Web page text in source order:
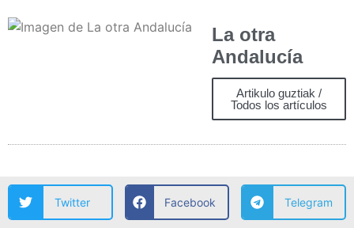
La otra
Andalucía
Artikulo guztiak /
Todos los artículos
Twitter Facebook Telegram